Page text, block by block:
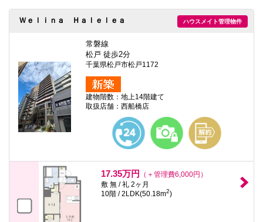
ハウスメイト管理物件
Ｗｅｌｉｎａ Ｈａｌｅｌｅａ
常磐線
松戸 徒歩2分
千葉県松戸市松戸1172
建物階数：地上14階建て
取扱店舗：西船橋店
17.35万円
（＋管理費6,000円）
敷 無 / 礼 2ヶ月
10階 / 2LDK(50.18m2)